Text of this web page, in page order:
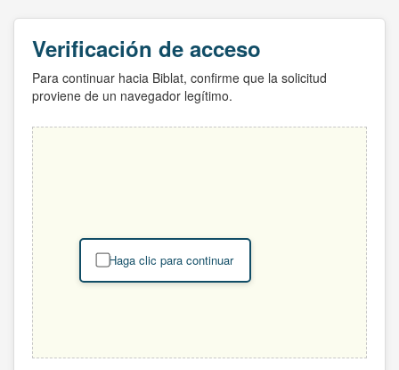
Verificación de acceso
Para continuar hacia Biblat, confirme que la solicitud
proviene de un navegador legítimo.
Haga clic para continuar